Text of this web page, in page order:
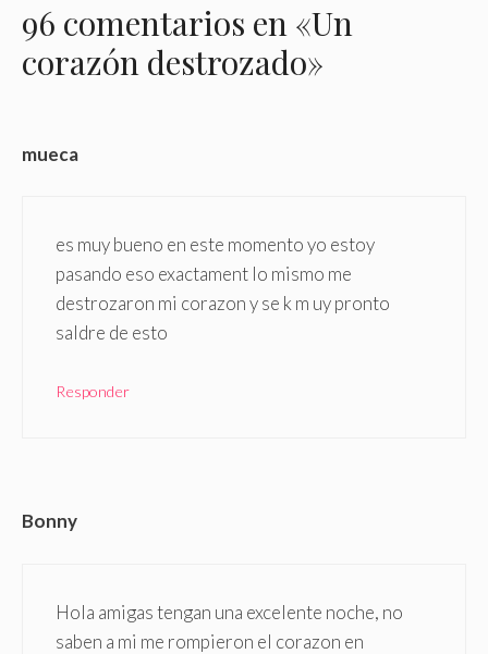
96 comentarios en «Un
corazón destrozado»
mueca
es muy bueno en este momento yo estoy
pasando eso exactament lo mismo me
destrozaron mi corazon y se k m uy pronto
saldre de esto
Responder
Bonny
Hola amigas tengan una excelente noche, no
saben a mi me rompieron el corazon en